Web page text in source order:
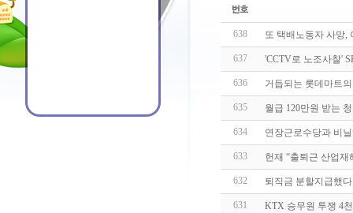
638 또 택배노동자 사망,
637 'CCTV로 노조사찰'
636 거듭되는 롯데마트
635 월급 120만원 받는
634 연장근로수당과 비
633 헌재 “출퇴근 산업
632 퇴직금 분할지급했
631 KTX 승무원 투쟁 4